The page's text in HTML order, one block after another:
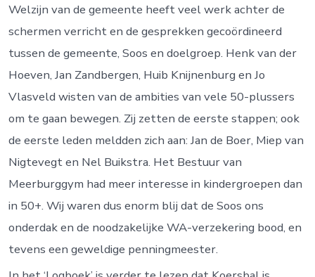
Welzijn van de gemeente heeft veel werk achter de
schermen verricht en de gesprekken gecoördineerd
tussen de gemeente, Soos en doelgroep. Henk van der
Hoeven, Jan Zandbergen, Huib Knijnenburg en Jo
Vlasveld wisten van de ambities van vele 50-plussers
om te gaan bewegen. Zij zetten de eerste stappen; ook
de eerste leden meldden zich aan: Jan de Boer, Miep van
Nigtevegt en Nel Buikstra. Het Bestuur van
Meerburggym had meer interesse in kindergroepen dan
in 50+. Wij waren dus enorm blij dat de Soos ons
onderdak en de noodzakelijke WA-verzekering bood, en
tevens een geweldige penningmeester.